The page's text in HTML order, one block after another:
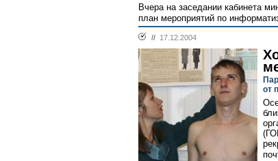
Вчера на заседании кабинета
план мероприятий по
// 17.12.2004
от